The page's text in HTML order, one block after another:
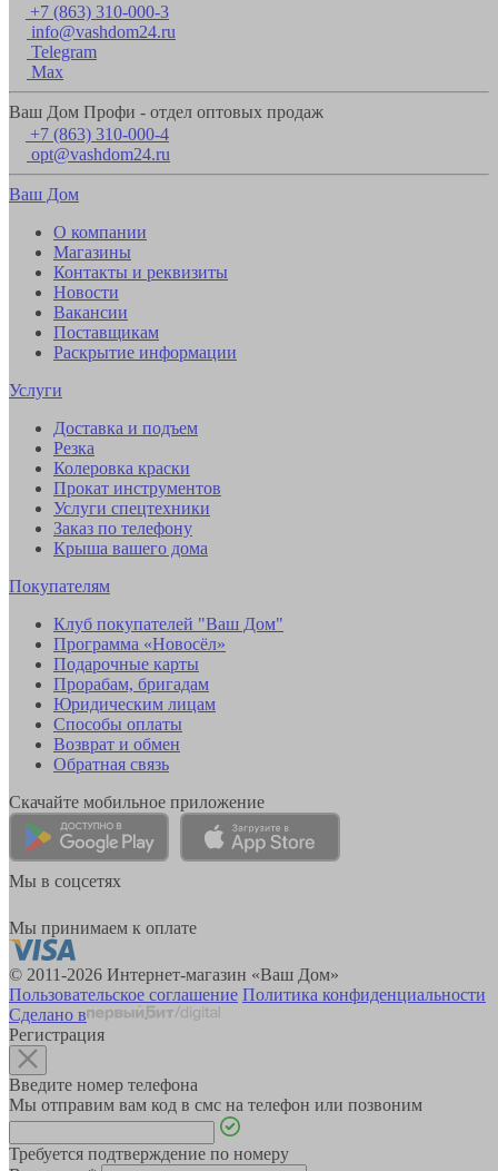
+7 (863) 310-000-3
info@vashdom24.ru
Telegram
Max
Ваш Дом Профи - отдел оптовых продаж
+7 (863) 310-000-4
opt@vashdom24.ru
Ваш Дом
О компании
Магазины
Контакты и реквизиты
Новости
Вакансии
Поставщикам
Раскрытие информации
Услуги
Доставка и подъем
Резка
Колеровка краски
Прокат инструментов
Услуги спецтехники
Заказ по телефону
Крыша вашего дома
Покупателям
Клуб покупателей "Ваш Дом"
Программа «Новосёл»
Подарочные карты
Прорабам, бригадам
Юридическим лицам
Способы оплаты
Возврат и обмен
Обратная связь
Скачайте мобильное приложение
Мы в соцсетях
Мы принимаем к оплате
© 2011-2026 Интернет-магазин «Ваш Дом»
Пользовательское соглашение Политика конфиденциальности
Сделано в
Регистрация
Введите номер телефона
Мы отправим вам код в смс на телефон или позвоним
Требуется подтверждение по номеру